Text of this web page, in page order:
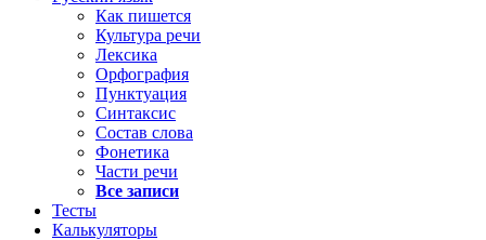
Как пишется
Культура речи
Лексика
Орфография
Пунктуация
Синтаксис
Состав слова
Фонетика
Части речи
Все записи
Тесты
Калькуляторы